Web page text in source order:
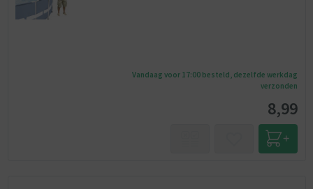
Vandaag voor 17:00 besteld, dezelfde werkdag
verzonden
8,99